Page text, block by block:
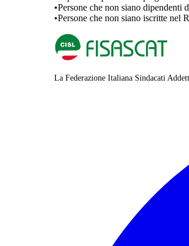
•Persone che non siano dipendenti
•Persone che non siano iscritte nel
La Federazione Italiana Sindacati